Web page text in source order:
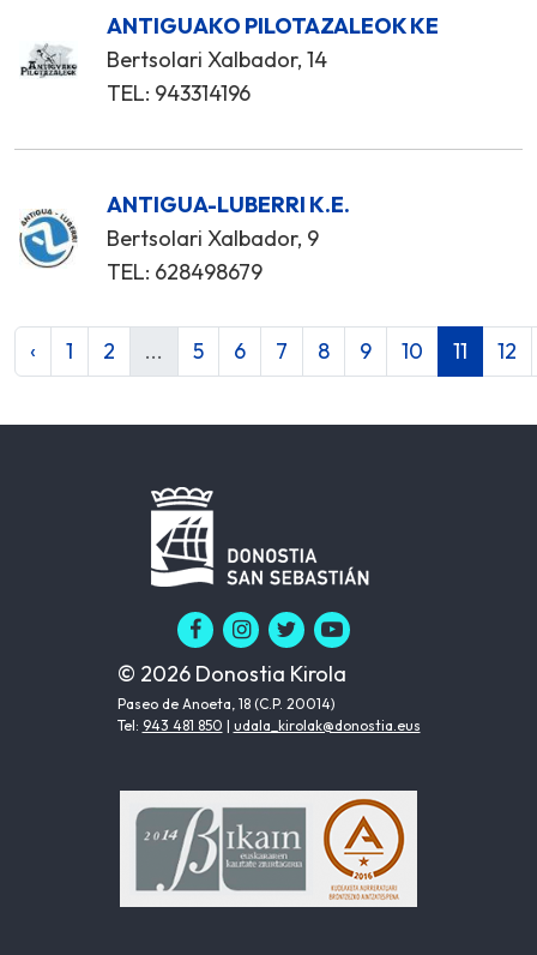
ANTIGUAKO PILOTAZALEOK KE
Bertsolari Xalbador, 14
TEL: 943314196
ANTIGUA-LUBERRI K.E.
Bertsolari Xalbador, 9
TEL: 628498679
‹ 1 2 ... 5 6 7 8 9 10 11 12
© 2026 Donostia Kirola
Paseo de Anoeta, 18 (C.P. 20014)
Tel: 943 481 850 | udala_kirolak@donostia.eus